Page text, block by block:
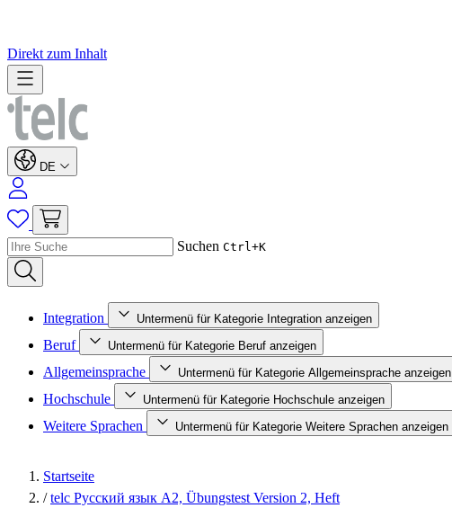
Direkt zum Inhalt
DE
Suchen Ctrl+K
Integration Untermenü für Kategorie Integration anzeigen
Beruf Untermenü für Kategorie Beruf anzeigen
Allgemeinsprache Untermenü für Kategorie Allgemeinsprache anzeigen
Hochschule Untermenü für Kategorie Hochschule anzeigen
Weitere Sprachen Untermenü für Kategorie Weitere Sprachen anzeigen
Startseite
/ telc Русский язык A2, Übungstest Version 2, Heft